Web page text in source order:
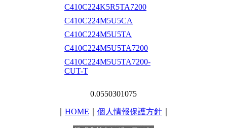
C410C224K5R5TA7200
C410C224M5U5CA
C410C224M5U5TA
C410C224M5U5TA7200
C410C224M5U5TA7200-
CUT-T
0.0550301075
HOME 個人情報保護方針